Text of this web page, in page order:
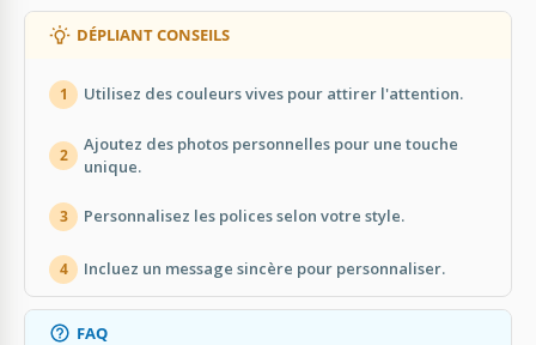
DÉPLIANT CONSEILS
1 Utilisez des couleurs vives pour attirer l'attention.
2
Ajoutez des photos personnelles pour une touche
unique.
3 Personnalisez les polices selon votre style.
4 Incluez un message sincère pour personnaliser.
FAQ